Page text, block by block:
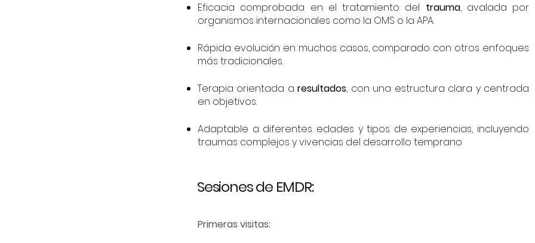
Eficacia comprobada en el tratamiento del trauma, avalada por
organismos internacionales como la OMS o la APA.
Rápida evolución en muchos casos, comparado con otros enfoques
más tradicionales.
Terapia orientada aresultados, con una estructura clara y centrada
en objetivos.
Adaptable a diferentes edades y tipos de experiencias, incluyendo
traumas complejos y vivencias del desarrollo temprano
Sesiones de EMDR:
Primeras visitas: